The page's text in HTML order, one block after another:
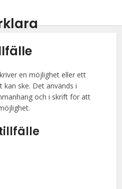
en möjlighet eller ett
kan ske. Det används i
och i skrift för att